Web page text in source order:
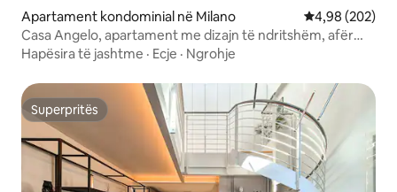
Apartament kondominial në Milano Vlerësimi
4,98 (202)
Casa Angelo, apartament me dizajn të ndritshëm, afër
Duomos
Hapësira të jashtme · Ecje · Ngrohje
Superpritës
Superpritës